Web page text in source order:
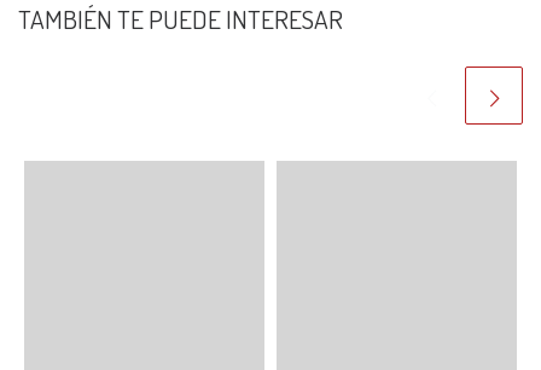
TAMBIÉN TE PUEDE INTERESAR